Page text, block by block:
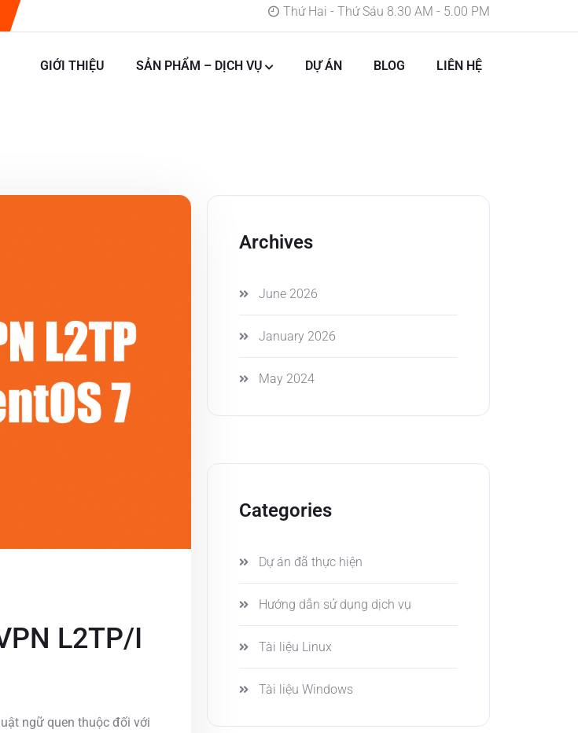
Thứ Hai - Thứ Sáu 8.30 AM - 5.00 PM
GIỚI THIỆU SẢN PHẨM – DỊCH VỤ DỰ ÁN BLOG LIÊN HỆ
L2TP/I
ngữ quen thuộc đối với
Archives
June 2026
January 2026
May 2024
Categories
Dự án đã thực hiện
Hướng dẫn sử dụng dịch vụ
Tài liệu Linux
Tài liệu Windows